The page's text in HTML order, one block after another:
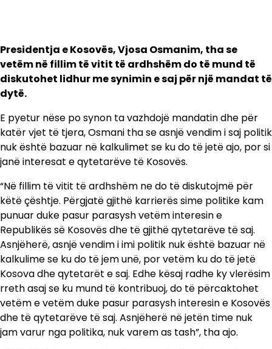
Presidentja e Kosovës, Vjosa Osmanim, tha se
vetëm në fillim të vitit të ardhshëm do të mund të
diskutohet lidhur me synimin e saj për një mandat të
dytë.
E pyetur nëse po synon ta vazhdojë mandatin dhe për
katër vjet të tjera, Osmani tha se asnjë vendim i saj politik
nuk është bazuar në kalkulimet se ku do të jetë ajo, por si
janë interesat e qytetarëve të Kosovës.
“Në fillim të vitit të ardhshëm ne do të diskutojmë për
këtë çështje. Përgjatë gjithë karrierës sime politike kam
punuar duke pasur parasysh vetëm interesin e
Republikës së Kosovës dhe të gjithë qytetarëve të saj.
Asnjëherë, asnjë vendim i imi politik nuk është bazuar në
kalkulime se ku do të jem unë, por vetëm ku do të jetë
Kosova dhe qytetarët e saj. Edhe kësaj radhe ky vlerësim
rreth asaj se ku mund të kontribuoj, do të përcaktohet
vetëm e vetëm duke pasur parasysh interesin e Kosovës
dhe të qytetarëve të saj. Asnjëherë në jetën time nuk
jam varur nga politika, nuk varem as tash”, tha ajo.